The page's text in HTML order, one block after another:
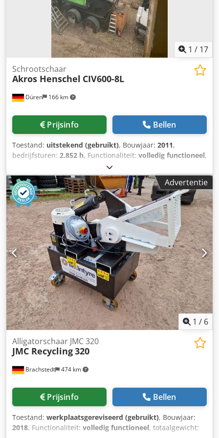
1 / 17
Düren 166 km
Schrootschaar
Akros Henschel CIV600-8L
Prijsinfo Bellen
Toestand: uitstekend (gebruikt), Bouwjaar: 2011,
bedrijfsturen: 2.852 h, Functionaliteit: volledig functioneel,
Te koop: mobiele schrootschaar, Akros Henschel. De
machine verkeert in zeer goede staat en kan te allen tijde
bezichtigd worden. Dedpfx Akjx N Tw Ujaock
Advertentie
1 / 6
Brachstedt 474 km
Alligatorschaar JMC 320
JMC Recycling320
Prijsinfo Bellen
Toestand: werkplaatsgereviseerd (gebruikt), Bouwjaar:
2018, Functionaliteit: volledig functioneel, totaalgewicht: